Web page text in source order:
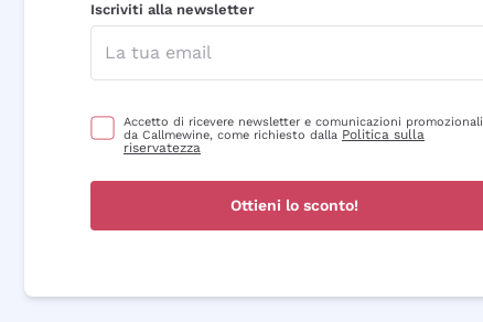
Iscriviti alla newsletter
Accetto di ricevere newsletter e comunicazioni promozionali
da Callmewine, come richiesto dalla Politica sulla
riservatezza
Ottieni lo sconto!